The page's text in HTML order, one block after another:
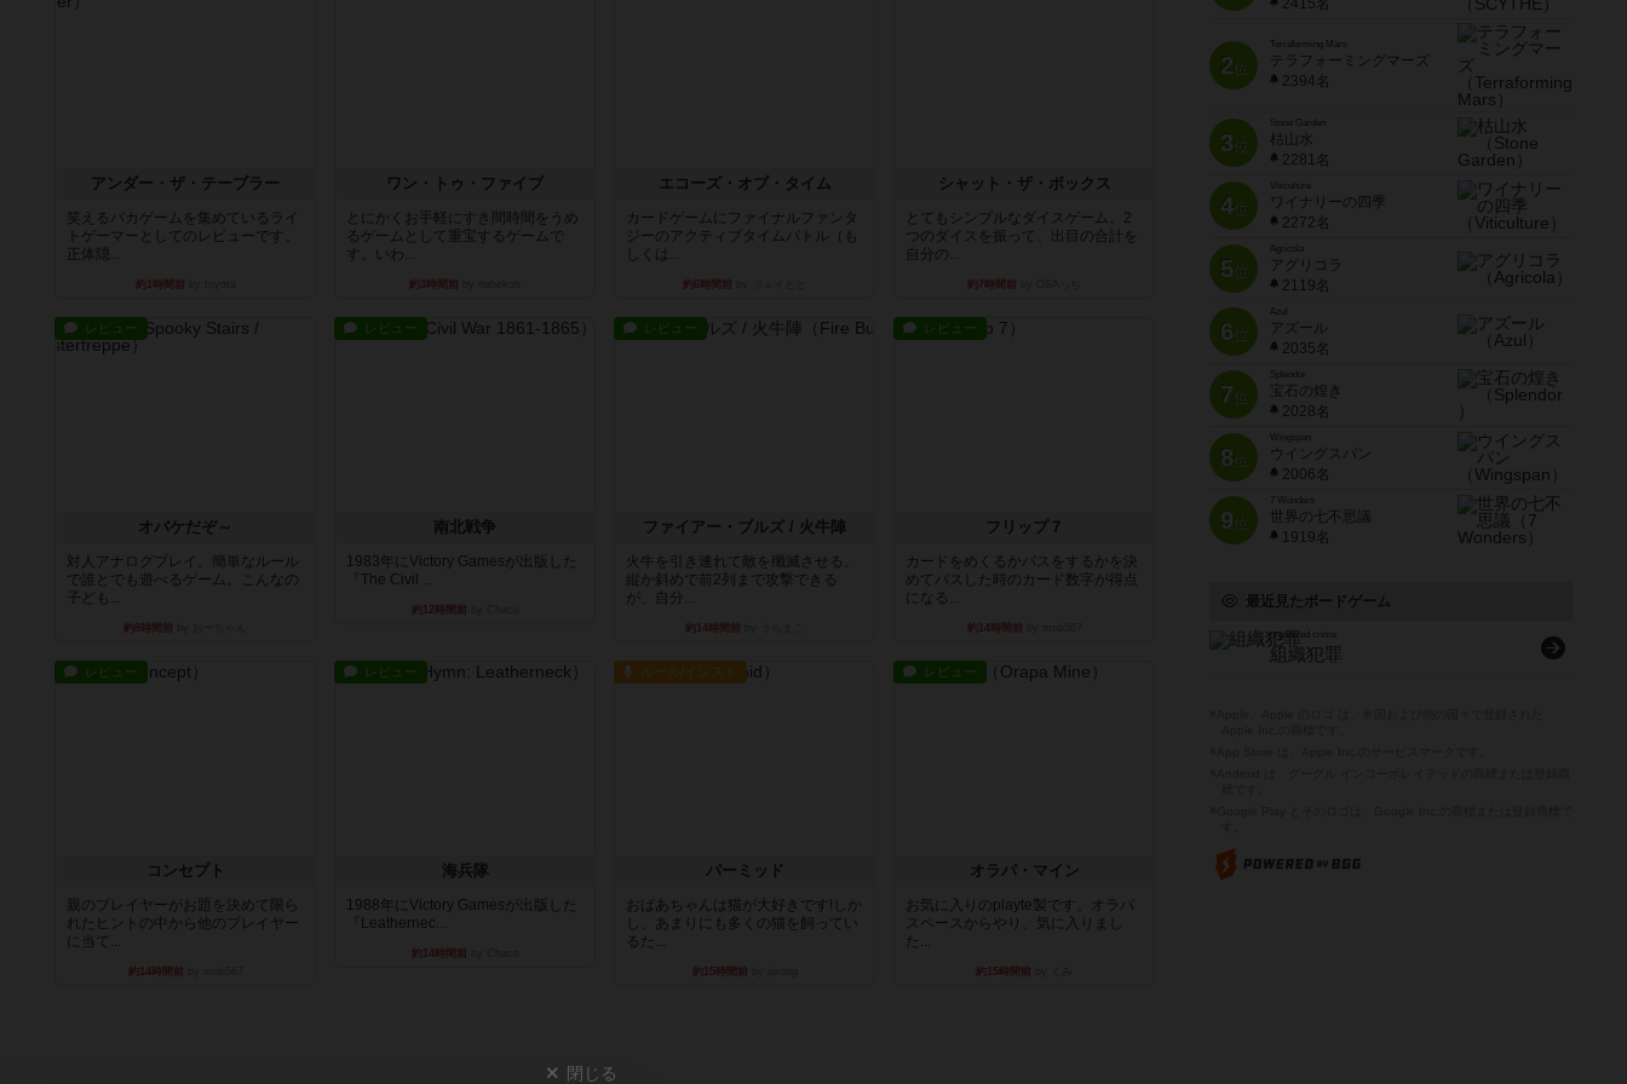
アンダー・ザ・テーブラー
笑えるバカゲームを集めているライ
トゲーマーとしてのレビューです。
正体隠...
約1時間前
ワン・トゥ・ファイブ
とにかくお手軽にすき間時間をうめ
るゲームとして重宝するゲームで
す。いわ...
約3時間前
エコーズ・オブ・タイム
カードゲームにファイナルファンタ
ジーのアクティブタイムバトル（も
しくは...
約6時間前
シャット・ザ・ボックス
とてもシンプルなダイスゲーム。2
つのダイスを振って、出目の合計を
自分の...
約7時間前
レビュー
オバケだぞ～
対人アナログプレイ。簡単なルール
で誰とでも遊べるゲーム。こんなの
子ども...
約8時間前
レビュー
南北戦争
1983年にVictory Gamesが出版した
『The Civil ...
約12時間前
レビュー
ファイアー・ブルズ / 火牛陣
火牛を引き連れて敵を殲滅させる。
縦か斜めで前2列まで攻撃できる
が、自分...
約14時間前
レビュー
フリップ７
カードをめくるかパスをするかを決
めてパスした時のカード数字が得点
になる...
約14時間前
レビュー
コンセプト
親のプレイヤーがお題を決めて限ら
れたヒントの中から他のプレイヤー
に当て...
約14時間前
レビュー
海兵隊
1988年にVictory Gamesが出版した
『Leathernec...
約14時間前
ルール/インスト
パーミッド
おばあちゃんは猫が大好きです!しか
し、あまりにも多くの猫を飼ってい
るた...
約15時間前
レビュー
オラパ・マイン
お気に入りのplayte製です。オラパ
スペースからやり、気に入りまし
た...
約15時間前
2415名
2位
Terraforming Mars
テラフォーミングマーズ
2394名
3位
Stone Garden
枯山水
2281名
4位
Viticulture
ワイナリーの四季
2272名
5位
Agricola
アグリコラ
2119名
6位
Azul
アズール
2035名
7位
宝石の煌き
2028名
8位
Wingspan
ウイングスパン
2006名
9位
7 Wonders
世界の七不思議
1919名
最近見たボードゲーム
organized crime
組織犯罪
閉じる